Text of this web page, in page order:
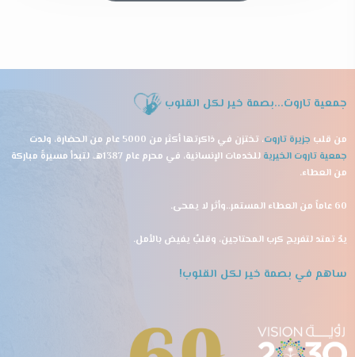
جمعية تاروت...بصمة خير لكل القلوب
من قلب جزيرة تاروت، تختزن في ذاكرتها أكثر من 5000 عام من الحضارة، ولدت
جمعية تاروت الخيرية
للخدمات الإنسانية، في محرم عام 1387هـ، لتبدأ مسيرةً مباركة
من العطاء.
60 عاماً من العطاء المستمر..وأثر لا يمحى.
يدٌ تمتد لتفريج كرب المحتاجين، وقلبٌ يفيض بالأمل.
ساهم في بصمة خير لكل القلوب!